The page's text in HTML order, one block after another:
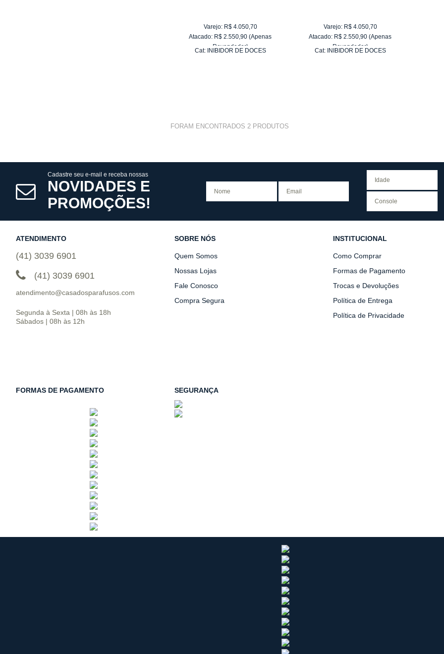
Varejo: R$ 4.050,70
Atacado: R$ 2.550,90 (Apenas
Revendedor)
Cat: INIBIDOR DE DOCES
Varejo: R$ 4.050,70
Atacado: R$ 2.550,90 (Apenas
Revendedor)
Cat: INIBIDOR DE DOCES
FORAM ENCONTRADOS 2PRODUTOS
Cadastre seu e-mail e receba nossas
NOVIDADES E
PROMOÇÕES!
ATENDIMENTO
(41) 3039 6901
(41) 3039 6901
atendimento@casadosparafusos.com
Segunda à Sexta | 08h às 18h
Sábados | 08h às 12h
SOBRE NÓS
Quem Somos
Nossas Lojas
Fale Conosco
Compra Segura
INSTITUCIONAL
Como Comprar
Formas de Pagamento
Trocas e Devoluções
Política de Entrega
Política de Privacidade
FORMAS DE PAGAMENTO SEGURANÇA